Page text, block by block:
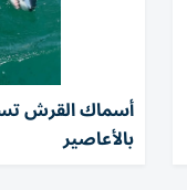
أسماك القرش
بالأعاصير